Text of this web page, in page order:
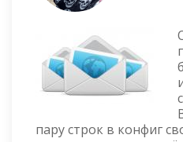
пару строк в конфиг